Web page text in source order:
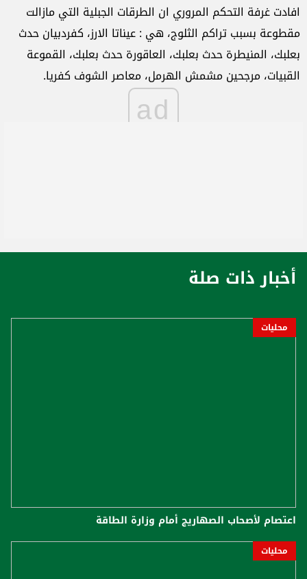
افادت غرفة التحكم المروري ان الطرقات الجبلية التي مازالت
مقطوعة بسبب تراكم الثلوج، هي : عيناتا الارز، كفردبيان حدث
بعلبك، المنيطرة حدث بعلبك، العاقورة حدث بعلبك، القموعة
القبيات، مرجحين مشمش الهرمل، معاصر الشوف كفريا.
ad
أخبار ذات صلة
محليات
اعتصام لأصحاب الصهاريج أمام وزارة الطاقة
محليات